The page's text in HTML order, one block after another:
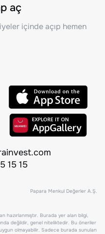
aç
içinde açıp hemen
15 15
Papara Menkul Değerler A.Ş.
hazırlanmıştır. Burada yer alan bilgi,
değildir, genel niteliktedir. Bu öneriler
olmayabilir. Sadece burada sunulan